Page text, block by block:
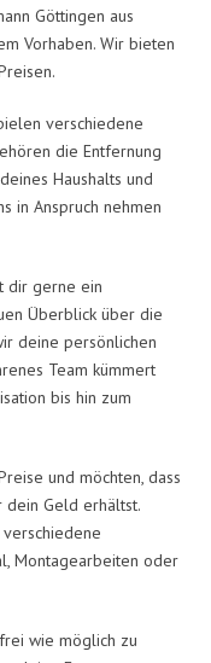
Göttingen aus
Vorhaben. Wir bieten
verschiedene
die Entfernung
Haushalts und
in Anspruch nehmen
dir gerne ein
Überblick über die
deine persönlichen
Team kümmert
bis hin zum
und möchten, dass
dein Geld erhältst.
Montagearbeiten oder
wie möglich zu